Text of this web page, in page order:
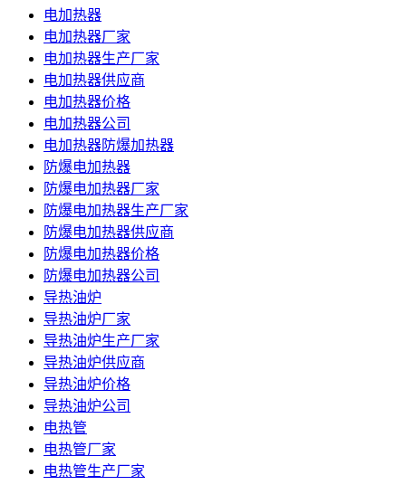
电加热器
电加热器厂家
电加热器生产厂家
电加热器供应商
电加热器价格
电加热器公司
电加热器防爆加热器
防爆电加热器
防爆电加热器厂家
防爆电加热器生产厂家
防爆电加热器供应商
防爆电加热器价格
防爆电加热器公司
导热油炉
导热油炉厂家
导热油炉生产厂家
导热油炉供应商
导热油炉价格
导热油炉公司
电热管
电热管厂家
电热管生产厂家